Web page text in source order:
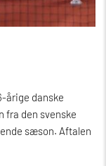
årige danske
fra den svenske
sæson. Aftalen